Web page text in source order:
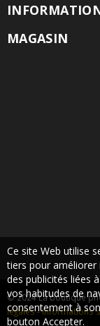
MAGASIN
© 2024 La boutique
légales-Informations
Ce site Web utilise
tiers pour
des publicités liées
vos habitudes de
consentement à
bouton Accepter.